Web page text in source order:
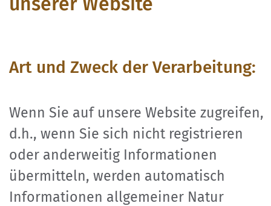
Art und Zweck der Verarbeitung:
Wenn Sie auf unsere Website zugreifen,
d.h., wenn Sie sich nicht registrieren
oder anderweitig Informationen
übermitteln, werden automatisch
Informationen allgemeiner Natur